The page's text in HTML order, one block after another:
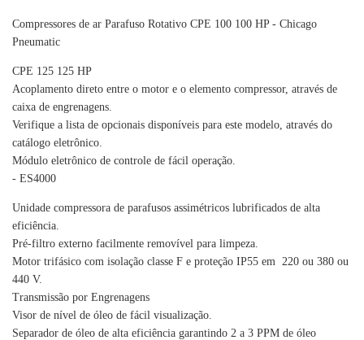
Compressores de ar Parafuso Rotativo CPE 100 100 HP - Chicago
Pneumatic
CPE 125 125 HP
Acoplamento direto entre o motor e o elemento compressor, através de
caixa de engrenagens.
Verifique a lista de opcionais disponíveis para este modelo, através do
catálogo eletrônico.
Módulo eletrônico de controle de fácil operação.
- ES4000
Unidade compressora de parafusos assimétricos lubrificados de alta
eficiência.
Pré-filtro externo facilmente removível para limpeza.
Motor trifásico com isolação classe F e proteção IP55 em 220 ou 380 ou
440 V.
Transmissão por Engrenagens
Visor de nível de óleo de fácil visualização.
Separador de óleo de alta eficiência garantindo 2 a 3 PPM de óleo